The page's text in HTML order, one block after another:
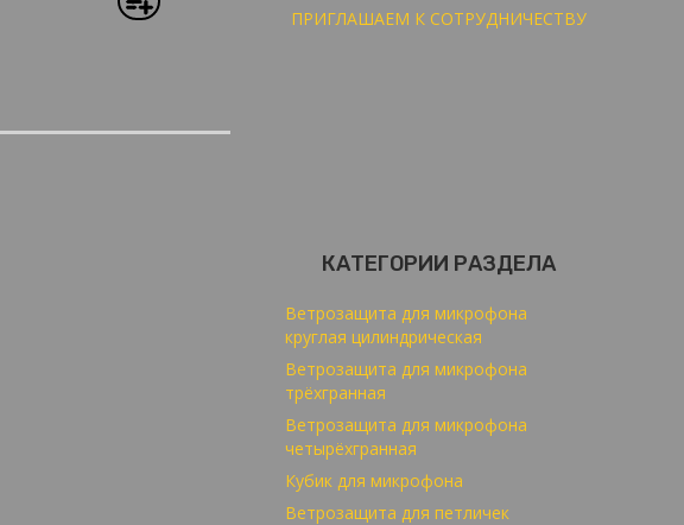
ПРИГЛАШАЕМ К СОТРУДНИЧЕСТВУ
КАТЕГОРИИ РАЗДЕЛА
Ветрозащита для микрофона
круглая цилиндрическая
Ветрозащита для микрофона
трёхгранная
Ветрозащита для микрофона
четырёхгранная
Кубик для микрофона
Ветрозащита для петличек